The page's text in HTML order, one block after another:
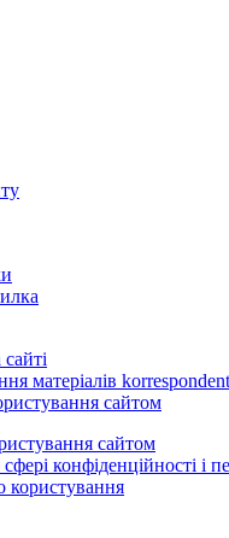
матеріалів
сайтом
сайтом
конфіденційності і
користування